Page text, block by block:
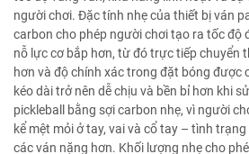
người chơi. Đặc tính nhẹ của thiết bị ván
carbon cho phép người chơi tạo ra tốc độ
nỗ lực cơ bắp hơn, từ đó trực tiếp chuyển
hơn và độ chính xác trong đặt bóng được
kéo dài trở nên dễ chịu và bền bỉ hơn khi
pickleball bằng sợi carbon nhẹ, vì người
kể mệt mỏi ở tay, vai và cổ tay – tình
các ván nặng hơn. Khối lượng nhẹ cho